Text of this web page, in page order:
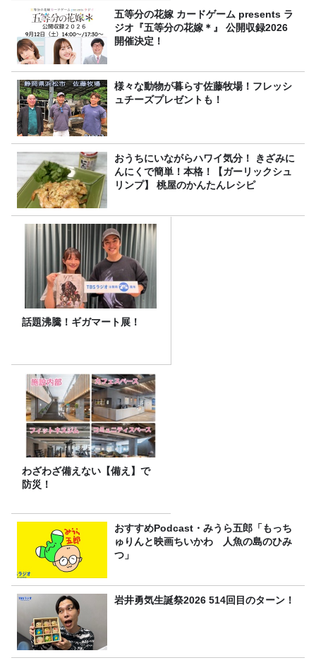
五等分の花嫁 カードゲーム presents ラ
ジオ『五等分の花嫁＊』 公開収録2026
開催決定！
様々な動物が暮らす佐藤牧場！フレッシ
ュチーズプレゼントも！
おうちにいながらハワイ気分！ きざみに
んにくで簡単！本格！【ガーリックシュ
リンプ】 桃屋のかんたんレシピ
話題沸騰！ギガマート展！
わざわざ備えない【備え】で
防災！
おすすめPodcast・みうら五郎「もっち
ゅりんと映画ちいかわ 人魚の島のひみ
つ」
岩井勇気生誕祭2026 514回目のターン！